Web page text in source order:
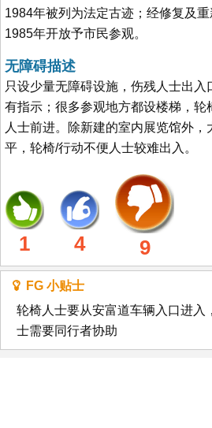
1984年被列为法定古迹；经修复及
1985年开放予市民参观。
无障碍描述
只设少量无障碍设施，伤残人士出
有指示；很多参观地方都设楼梯，轮
人士前进。除新建的室内展览馆外
平，轮椅/行动不便人士较难出入。
1 4 9
FG 小贴士
轮椅人士要从安富道车辆入口进入
士需要同行者协助